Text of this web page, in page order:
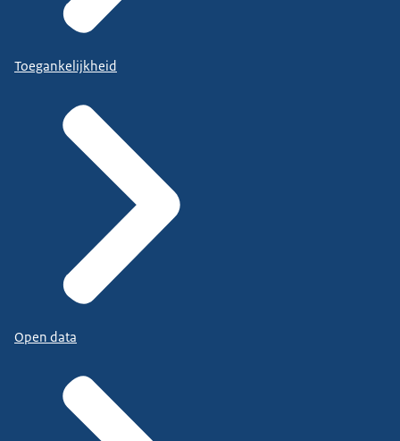
Toegankelijkheid
Open data